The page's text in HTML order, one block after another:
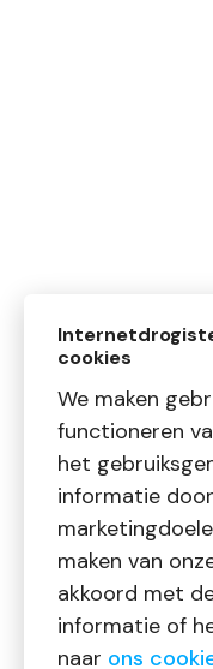
cookies
We maken
functioneren
het
informatie
maken van
akkoord met
informatie of
naar ons